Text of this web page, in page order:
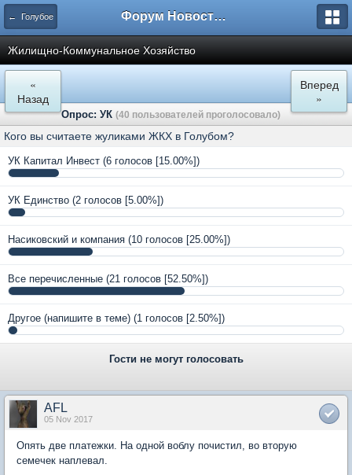
← Голубое Форум Новостройки
Жилищно-Коммунальное Хозяйство
«
Назад
Вперед
»
Опрос: УК (40 пользователей проголосовало)
Кого вы считаете жуликами ЖКХ в Голубом?
УК Капитал Инвест (6 голосов [15.00%])
УК Единство (2 голосов [5.00%])
Насиковский и компания (10 голосов [25.00%])
Все перечисленные (21 голосов [52.50%])
Другое (напишите в теме) (1 голосов [2.50%])
Гости не могут голосовать
AFL
05 Nov 2017
Опять две платежки. На одной воблу почистил, во вторую
семечек наплевал.